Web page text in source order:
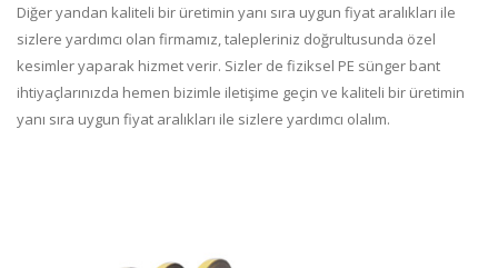
Diğer yandan kaliteli bir üretimin yanı sıra uygun fiyat aralıkları ile
sizlere yardımcı olan firmamız, talepleriniz doğrultusunda özel
kesimler yaparak hizmet verir. Sizler de fiziksel PE sünger bant
ihtiyaçlarınızda hemen bizimle iletişime geçin ve kaliteli bir üretimin
yanı sıra uygun fiyat aralıkları ile sizlere yardımcı olalım.